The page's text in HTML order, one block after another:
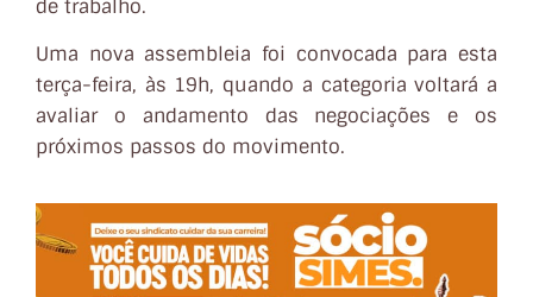
de trabalho.
Uma nova assembleia foi convocada para esta
terça-feira, às 19h, quando a categoria voltará a
avaliar o andamento das negociações e os
próximos passos do movimento.